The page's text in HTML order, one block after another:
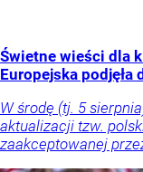
Świetne wieści dla
Europejska podjęła
W środę (tj. 5
aktualizacji tzw.
zaakceptowanej